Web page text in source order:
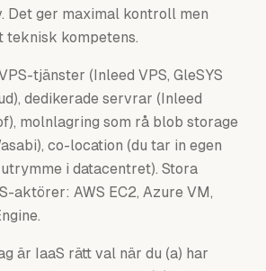
Det ger maximal kontroll men
teknisk kompetens.
tjänster (Inleed VPS, GleSYS
dedikerade servrar (Inleed
molnlagring som rå blob storage
co-location (du tar in egen
i datacentret). Stora
aktörer: AWS EC2, Azure VM,
är IaaS rätt val när du (a) har